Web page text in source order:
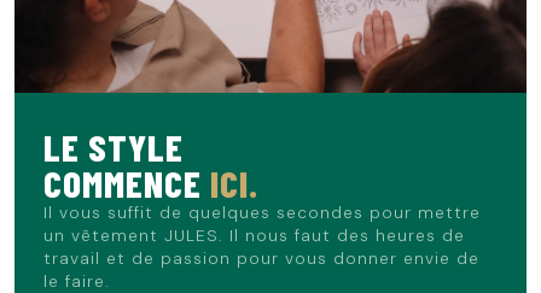
Le mannequin mesure 1m86 et porte du 40.
LE STYLE
COMMENCE ICI.
Il vous suffit de quelques secondes pour mettre
un vêtement JULES. Il nous faut des heures de
travail et de passion pour vous donner envie de
le faire.